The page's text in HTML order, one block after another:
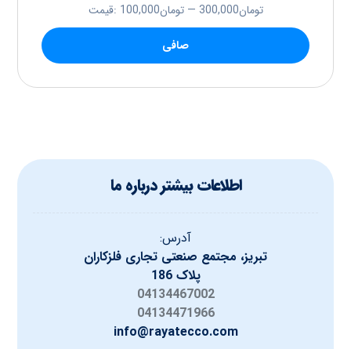
صافی
قيمت: 100,000تومان— 300,000تومان
اطلاعات بیشتر درباره ما
آدرس:
تبریز، مجتمع صنعتی تجاری فلزکاران
پلاک 186
04134467002
04134471966
info@rayatecco.com